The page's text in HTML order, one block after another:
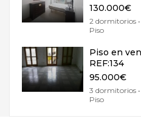
130.000€
2 dormitorios •
Piso
Piso en
REF:134
95.000€
3 dormitorios •
Piso